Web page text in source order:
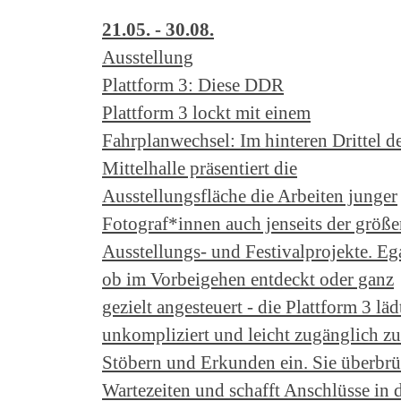
21.05. - 30.08.
Ausstellung
Plattform 3: Diese DDR
Plattform 3 lockt mit einem
Fahrplanwechsel: Im hinteren Drittel
Mittelhalle präsentiert die
Ausstellungsfläche die Arbeiten junger
Fotograf*innen auch jenseits der
Ausstellungs- und Festivalprojekte.
ob im Vorbeigehen entdeckt oder ganz
gezielt angesteuert - die Plattform 3
unkompliziert und leicht zugänglich
Stöbern und Erkunden ein. Sie
Wartezeiten und schafft Anschlüsse in